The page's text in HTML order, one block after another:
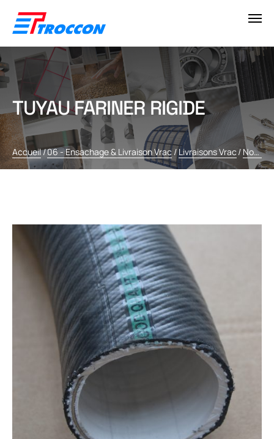
TUYAU FARINER RIGIDE
Accueil/06 - Ensachage & Livraison Vrac/ Livraisons Vrac/Nos tuyaux pour la livraison en vrac